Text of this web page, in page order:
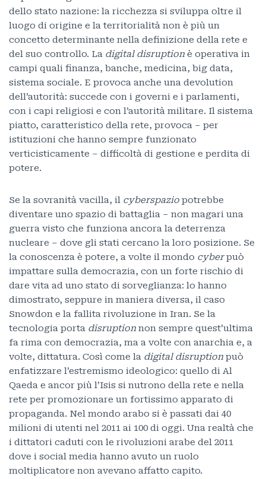
dello stato nazione: la ricchezza si sviluppa oltre il
luogo di origine e la territorialità non è più un
concetto determinante nella definizione della rete e
del suo controllo. La digital disruption è operativa in
campi quali finanza, banche, medicina, big data,
sistema sociale. E provoca anche una devolution
dell’autorità: succede con i governi e i parlamenti,
con i capi religiosi e con l’autorità militare. Il sistema
piatto, caratteristico della rete, provoca – per
istituzioni che hanno sempre funzionato
verticisticamente – difficoltà di gestione e perdita di
potere.
Se la sovranità vacilla, il cyberspazio potrebbe
diventare uno spazio di battaglia – non magari una
guerra visto che funziona ancora la deterrenza
nucleare – dove gli stati cercano la loro posizione. Se
la conoscenza è potere, a volte il mondo cyberpuò
impattare sulla democrazia, con un forte rischio di
dare vita ad uno stato di sorveglianza: lo hanno
dimostrato, seppure in maniera diversa, il caso
Snowdon e la fallita rivoluzione in Iran. Se la
tecnologia porta disruption non sempre quest’ultima
fa rima con democrazia, ma a volte con anarchia e, a
volte, dittatura. Così come la digital disruption può
enfatizzare l’estremismo ideologico: quello di Al
Qaeda e ancor più l’Isis si nutrono della rete e nella
rete per promozionare un fortissimo apparato di
propaganda. Nel mondo arabo si è passati dai 40
milioni di utenti nel 2011 ai 100 di oggi. Una realtà che
i dittatori caduti con le rivoluzioni arabe del 2011
dove i social media hanno avuto un ruolo
moltiplicatore non avevano affatto capito.